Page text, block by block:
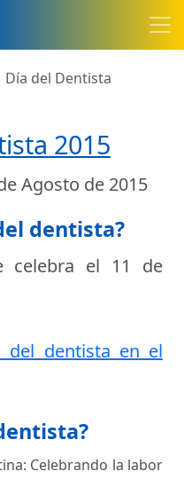
Día del Dentista
2015
Agosto de 2015
dentista?
celebra el 11 de
del dentista en el
Celebrando la labor